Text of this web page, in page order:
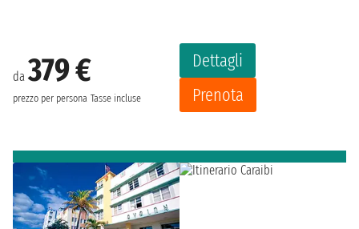
da379 €
prezzo per persona Tasse incluse
Dettagli
Prenota